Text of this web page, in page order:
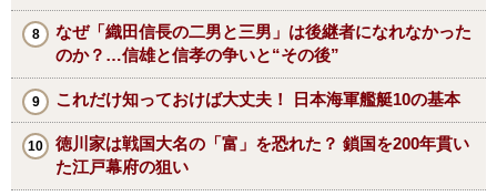
なぜ「織田信長の二男と三男」は後継者になれなかった
のか？…信雄と信孝の争いと“その後”
これだけ知っておけば大丈夫！ 日本海軍艦艇10の基本
徳川家は戦国大名の「富」を恐れた？ 鎖国を200年貫い
た江戸幕府の狙い